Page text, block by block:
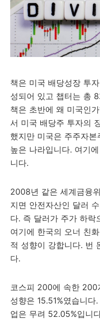
책은 미국 배당성장 투
성되어 있고 챕터는 총
책은 초반에 왜 미국인
서 미국 배당주 투자의
했지만 미국은 주주자
높은 나라입니다. 여기
니다.
2008년 같은 세계금융
지면 안전자산인 달러
다. 즉 달러가 주가 하락
여기에 한국의 오너 친
적 성향이 강합니다. 번
다.
코스피 200에 속한 200
성향은 15.51%였습니
업은 무려 52.05%입니